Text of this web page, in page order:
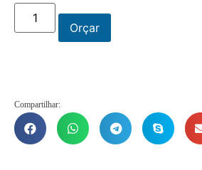
Orçar
Compartilhar: